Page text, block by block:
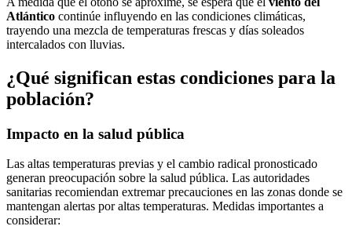
Atlántico continúe influyendo en las condiciones climáticas,
trayendo una mezcla de temperaturas frescas y días soleados
intercalados con lluvias.
¿Qué significan estas condiciones para la
población?
Impacto en la salud pública
Las altas temperaturas previas y el cambio radical pronosticado
generan preocupación sobre la salud pública. Las autoridades
sanitarias recomiendan extremar precauciones en las zonas donde se
mantengan alertas por altas temperaturas. Medidas importantes a
considerar: